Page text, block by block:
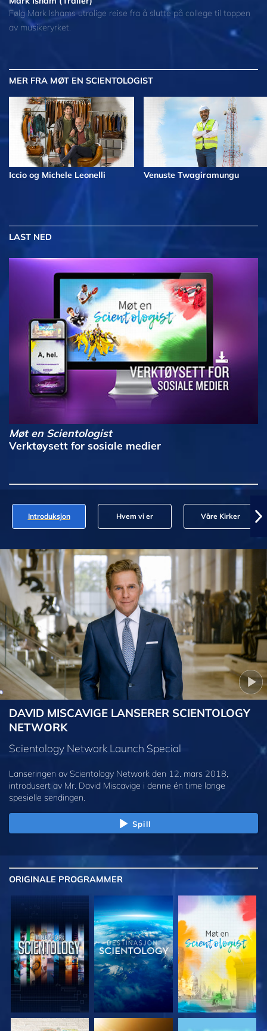
Følg Mark Ishams utrolige reise fra å slutte på college til toppen
av musikeryrket.
MER FRA MØT EN SCIENTOLOGIST
Iccio og Michele Leonelli Venuste Twagiramungu
LAST NED
Møt en Scientologist
Verktøysett for sosiale medier
Introduksjon Hvem vi er Våre Kirker
DAVID MISCAVIGE LANSERER SCIENTOLOGY
NETWORK
Scientology Network Launch Special
Lanseringen av Scientology Network den 12. mars 2018,
introdusert av Mr. David Miscavige i denne én time lange
spesielle sendingen.
Spill
ORIGINALE PROGRAMMER